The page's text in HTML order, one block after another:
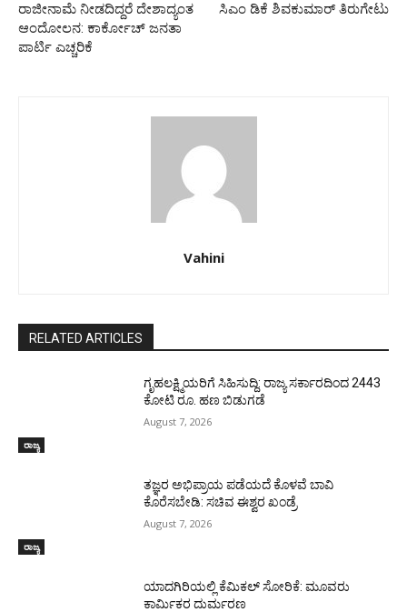
ರಾಜೀನಾಮೆ ನೀಡದಿದ್ದರೆ ದೇಶಾದ್ಯಂತ
ಆಂದೋಲನ: ಕಾರ್ಕೋಚ್ ಜನತಾ
ಪಾರ್ಟಿ ಎಚ್ಚರಿಕೆ
ಸಿಎಂ ಡಿಕೆ ಶಿವಕುಮಾರ್ ತಿರುಗೇಟು
Vahini
RELATED ARTICLES
ರಾಜ್ಯ
ಗೃಹಲಕ್ಷ್ಮಿಯರಿಗೆ ಸಿಹಿಸುದ್ದಿ: ರಾಜ್ಯ ಸರ್ಕಾರದಿಂದ 2443
ಕೋಟಿ ರೂ. ಹಣ ಬಿಡುಗಡೆ
August 7, 2026
ರಾಜ್ಯ
ತಜ್ಞರ ಅಭಿಪ್ರಾಯ ಪಡೆಯದೆ ಕೊಳವೆ ಬಾವಿ
ಕೊರೆಸಬೇಡಿ: ಸಚಿವ ಈಶ್ವರ ಖಂಡ್ರೆ
August 7, 2026
ಯಾದಗಿರಿಯಲ್ಲಿ ಕೆಮಿಕಲ್ ಸೋರಿಕೆ: ಮೂವರು
ಕಾರ್ಮಿಕರ ದುರ್ಮರಣ